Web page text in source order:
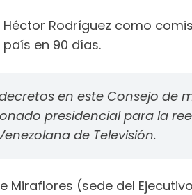
Rodríguez como
en 90 días.
en este Consejo de
presidencial para la
de Televisión.
Miraflores (sede del